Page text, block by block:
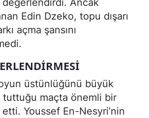
Edin Dzeko, topu dışarı
açma şansını
üstünlüğünü büyük
maçta önemli bir
Youssef En-Nesyri’nin